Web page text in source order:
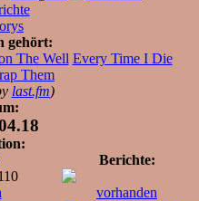
gehört:
The Well Every Time I Die
Them
last.fm)
Berichte:
vorhanden